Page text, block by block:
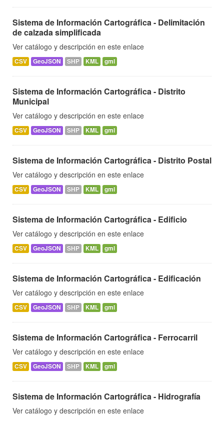
Sistema de Información Cartográfica - Delimitación
de calzada simplificada
Ver catálogo y descripción en este enlace
CSV GeoJSON SHP KML gml
Sistema de Información Cartográfica - Distrito
Municipal
Ver catálogo y descripción en este enlace
CSV GeoJSON SHP KML gml
Sistema de Información Cartográfica - Distrito Postal
Ver catálogo y descripción en este enlace
CSV GeoJSON SHP KML gml
Sistema de Información Cartográfica - Edificio
Ver catálogo y descripción en este enlace
CSV GeoJSON SHP KML gml
Sistema de Información Cartográfica - Edificación
Ver catálogo y descripción en este enlace
CSV GeoJSON SHP KML gml
Sistema de Información Cartográfica - Ferrocarril
Ver catálogo y descripción en este enlace
CSV GeoJSON SHP KML gml
Sistema de Información Cartográfica - Hidrografía
Ver catálogo y descripción en este enlace